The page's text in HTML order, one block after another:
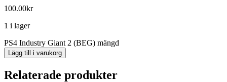
100.00kr
1 i lager
PS4 Industry Giant 2 (BEG) mängd
Lägg till i varukorg
Relaterade produkter